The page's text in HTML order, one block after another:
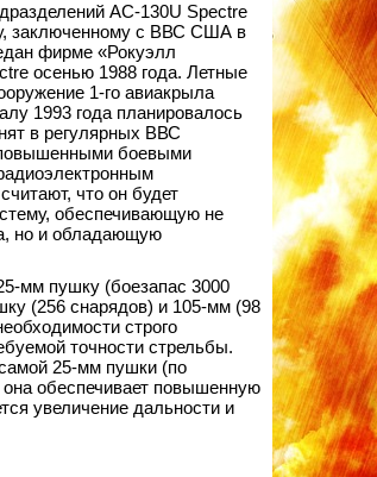
AC-130U Spectre
заключенному с ВВС США в
фирме «Рокуэлл
осенью 1988 года. Летные
1-го авиакрыла
1993 года планировалось
в регулярных ВВС
боевыми
что он будет
обеспечивающую не
но и обладающую
мм пушку (боезапас 3000
(256 снарядов) и 105-мм (98
строго
точности стрельбы.
25-мм пушки (по
обеспечивает повышенную
увеличение дальности и